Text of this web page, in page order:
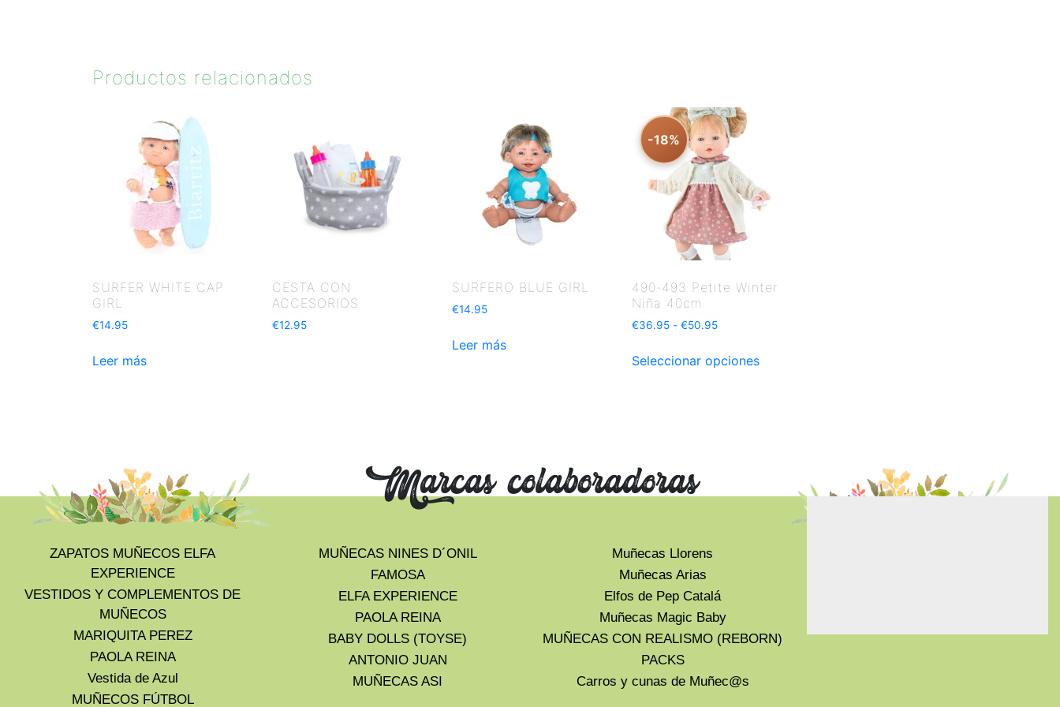
Productos relacionados
SURFER WHITE CAP
GIRL
€14.95
Leer más
CESTA CON
ACCESORIOS
€12.95
SURFERO BLUE GIRL
€14.95
Leer más
-18%
490-493 Petite Winter
Niña 40cm
€36.95 - €50.95
Seleccionar opciones
Marcas colaboradoras
ZAPATOS MUÑECOS ELFA
EXPERIENCE
VESTIDOS Y COMPLEMENTOS DE
MUÑECOS
MARIQUITA PEREZ
PAOLA REINA
Vestida de Azul
MUÑECOS FÚTBOL
MUÑECAS NINES D´ONIL
FAMOSA
ELFA EXPERIENCE
PAOLA REINA
BABY DOLLS (TOYSE)
ANTONIO JUAN
MUÑECAS ASI
Muñecas Llorens
Muñecas Arias
Elfos de Pep Catalá
Muñecas Magic Baby
MUÑECAS CON REALISMO (REBORN)
PACKS
Carros y cunas de Muñec@s